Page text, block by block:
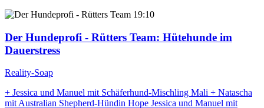
19:10
Der Hundeprofi - Rütters Team: Hütehunde im
Dauerstress
Reality-Soap
+ Jessica und Manuel mit Schäferhund-Mischling Mali + Natascha
mit Australian Shepherd-Hündin Hope Jessica und Manuel mit